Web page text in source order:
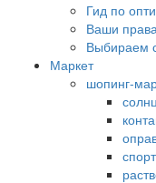
Гид по
Ваши
Выбираем
Маркет
шопинг-